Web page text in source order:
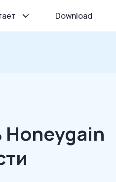
Download
Honeygain